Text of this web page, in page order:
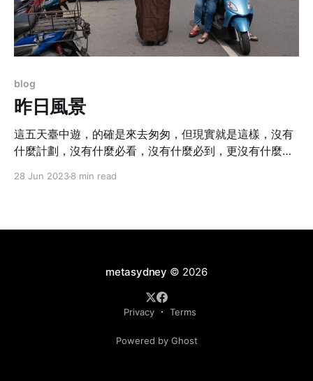
blog
昨日風景
這五天臺中遊，的確是來去匆匆，但現實就是這樣，沒有
什麼計劃，沒有什麼必看，沒有什麼必到，更沒有什麼必
28 Jun 20238 min read
metasydney © 2026
Privacy Terms
Powered by Ghost